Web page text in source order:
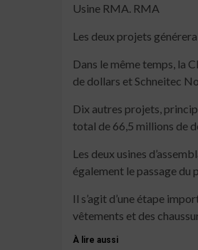
Usine RMA. RMA
Les deux projets
Dans le même temps, la
de dollars et Schneitec
Dix autres projets,
total de 66,5 millions de
Les deux usines
également le passage du
Il s’agit d’une étape
vêtements et des
À lire aussi